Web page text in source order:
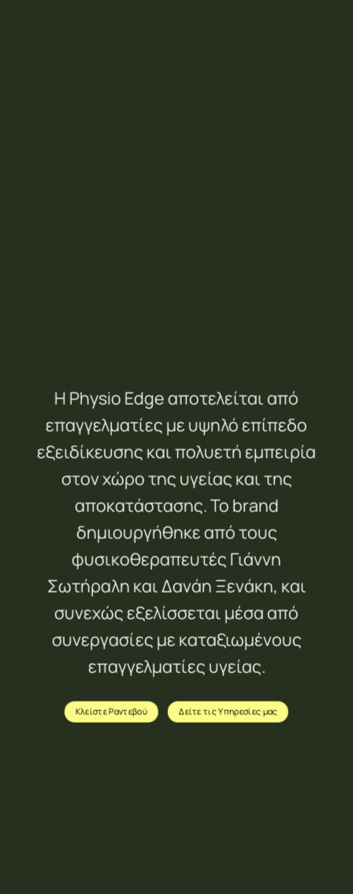
Η Physio Edge αποτελείται από
επαγγελματίες με υψηλό επίπεδο
εξειδίκευσης και πολυετή εμπειρία
στον χώρο της υγείας και της
αποκατάστασης. Το brand
δημιουργήθηκε από τους
φυσικοθεραπευτές Γιάννη
Σωτήραλη και Δανάη Ξενάκη, και
συνεχώς εξελίσσεται μέσα από
συνεργασίες με καταξιωμένους
επαγγελματίες υγείας.
Κλείστε Ραντεβού Δείτε τις Υπηρεσίες μας